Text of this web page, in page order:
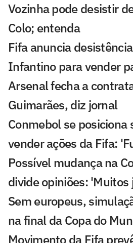
Vozinha pode desistir
Colo; entenda
Fifa anuncia
Infantino para vender
Arsenal fecha a
Guimarães, diz jornal
Conmebol se posiciona
vender ações da Fifa:
Possível mudança na
divide opiniões: 'Muitos
Sem europeus,
na final da Copa do
Movimento da Fifa